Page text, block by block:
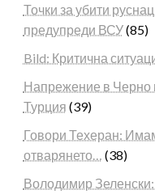
Точки за убити
предупреди ВСУ(85)
Bild: Критична
Напрежение в Черно
Турция (39)
Говори Техеран:
отварянето… (38)
Володимир